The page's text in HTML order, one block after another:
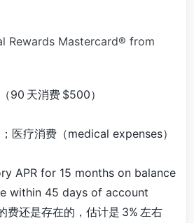
Rewards Mastercard® from
90 天消费 $500）
医疗消费（medical expenses）
APR for 15 months on balance
within 45 days of account
费还是存在的，估计是 3% 左右